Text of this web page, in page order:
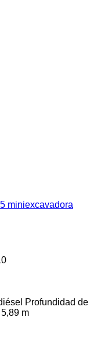
miniexcavadora
Profundidad de
5,89 m